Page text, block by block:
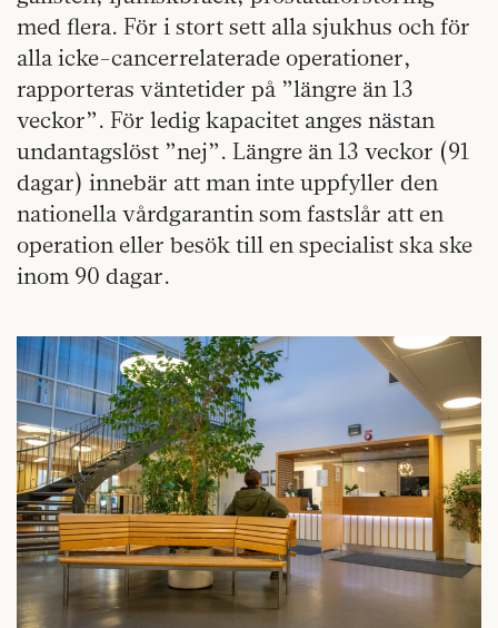
med flera. För i stort sett alla sjukhus och för
alla icke-cancerrelaterade operationer,
rapporteras väntetider på ”längre än 13
veckor”. För ledig kapacitet anges nästan
undantagslöst ”nej”. Längre än 13 veckor (91
dagar) innebär att man inte uppfyller den
nationella vårdgarantin som fastslår att en
operation eller besök till en specialist ska ske
inom 90 dagar.